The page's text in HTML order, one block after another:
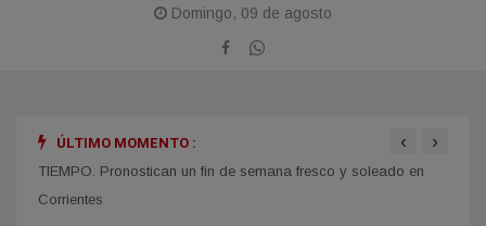
Domingo, 09 de agosto
ÚLTIMO MOMENTO :
TIEMPO. Pronostican un fin de semana fresco y soleado en
Corrientes
‹ ›